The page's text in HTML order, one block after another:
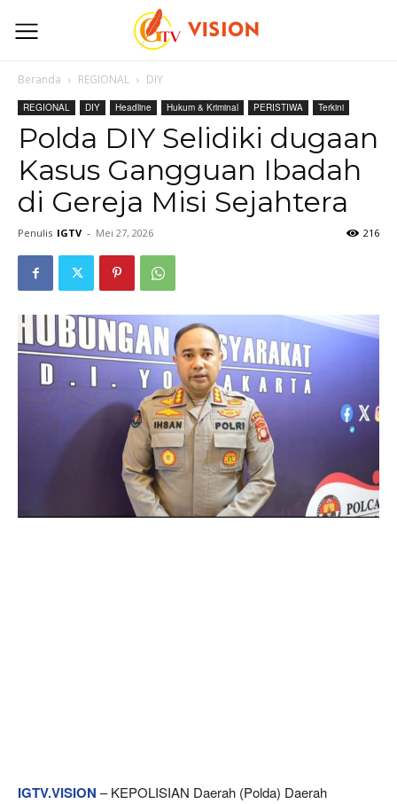
Beranda REGIONAL DIY
REGIONAL DIY Headline Hukum & Kriminal PERISTIWA Terkini
Polda DIY Selidiki dugaan
Kasus Gangguan Ibadah
di Gereja Misi Sejahtera
Penulis IGTV - Mei 27, 2026 216
IGTV.VISION – KEPOLISIAN Daerah (Polda) Daerah